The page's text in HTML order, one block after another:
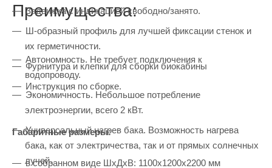
Задвижка с индикацией свободно/занято.
Ш-образный профиль для лучшей фиксации стенок и
их герметичности.
Фурнитура и клепки для сборки биокабины
Инструкция по сборке.
Преимущества:
Автономность. Не требует подключения к
водопроводу.
Экономичность. Небольшое потребление
электроэнергии, всего 2 кВт.
Универсальный нагрев бака. Возможность нагрева
бака, как от электричества, так и от прямых солнечных
лучей.
Габаритные размеры:
в собранном виде ШхДхВ: 1100х1200х2200 мм